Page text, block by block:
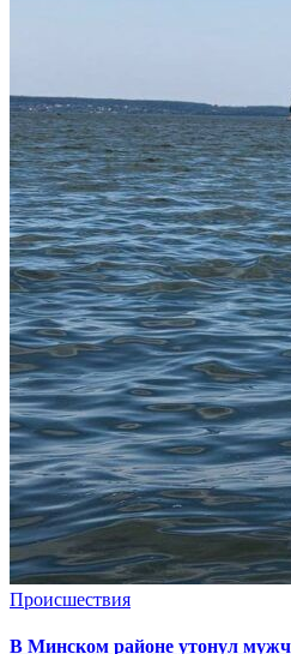
Происшествия
В Минском районе утонул